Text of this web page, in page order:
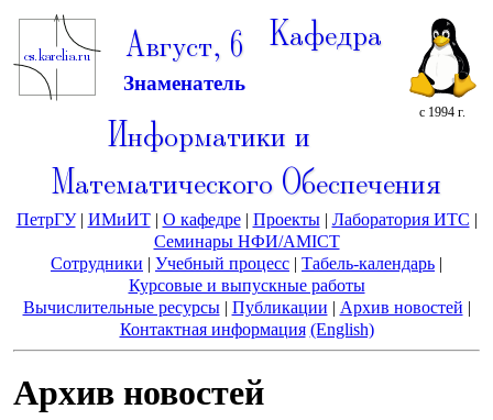
Август, 6
Знаменатель
с 1994 г.
Кафедра
Информатики и
Математического Обеспечения
ПетрГУ| ИМиИТ| О кафедре| Проекты| Лаборатория ИТС |
Семинары НФИ/AMICT
Сотрудники | Учебный процесс | Табель-календарь |
Курсовые и выпускные работы
Вычислительные ресурсы| Публикации | Архив новостей |
Контактная информация (English)
Архив новостей